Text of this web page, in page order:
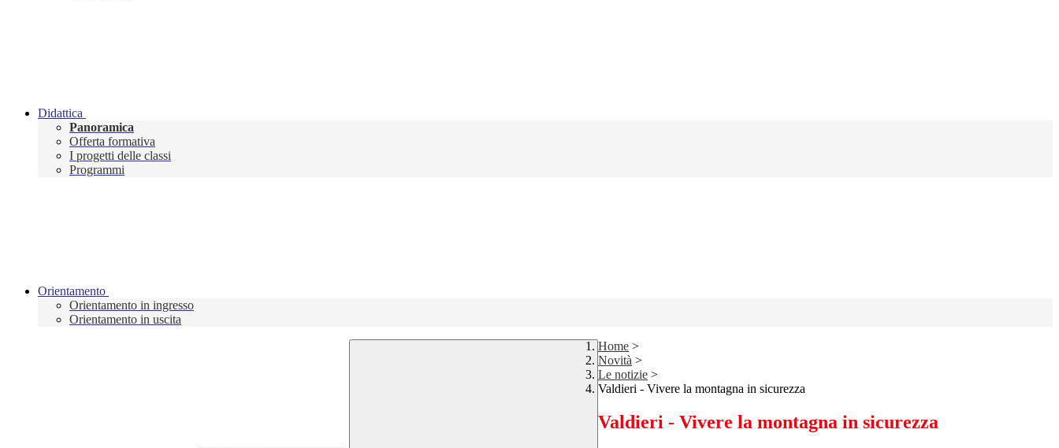
Didattica
Panoramica
Offerta formativa
I progetti delle classi
Programmi
Orientamento
Orientamento in ingresso
Orientamento in uscita
Home >
Novità >
Le notizie >
Valdieri - Vivere la montagna in sicurezza
Valdieri - Vivere la montagna in sicurezza